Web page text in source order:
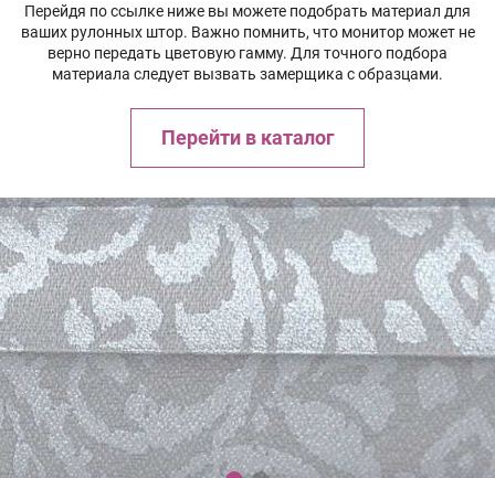
Перейдя по ссылке ниже вы можете подобрать материал для
ваших рулонных штор. Важно помнить, что монитор может не
верно передать цветовую гамму. Для точного подбора
материала следует вызвать замерщика с образцами.
Перейти в каталог